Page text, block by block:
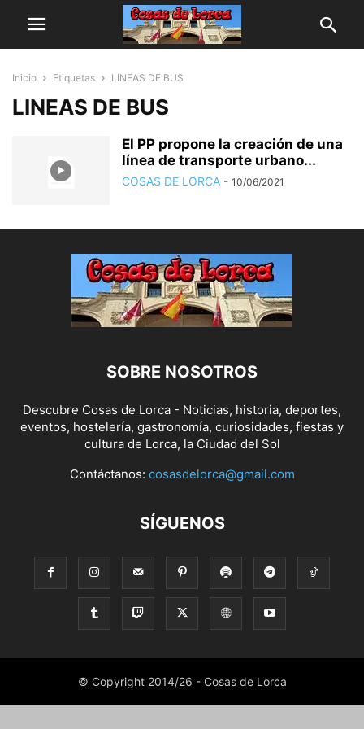
Inicio Etiquetas LINEAS DE BUS
LINEAS DE BUS
El PP propone la creación de una
línea de transporte urbano...
COSAS DE LORCA - 10/06/2021
SOBRE NOSOTROS
Descubre Cosas de Lorca - Noticias, historia, deportes,
eventos, hostelería, gastronomía, curiosidades, fiestas y
cultura de Lorca, la Ciudad del Sol
Contáctanos: cosasdelorca@gmail.com
SÍGUENOS
© Copyright 2014/26 - Cosas de Lorca